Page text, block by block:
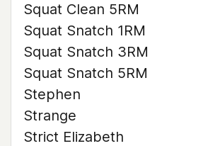
Squat Clean 5RM
Squat Snatch 1RM
Squat Snatch 3RM
Squat Snatch 5RM
Stephen
Strange
Strict Elizabeth